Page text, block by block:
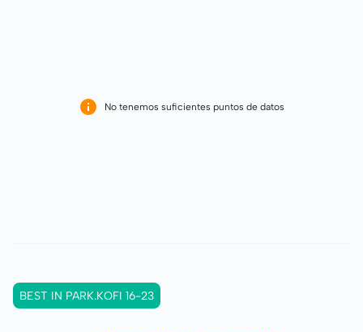
No tenemos suficientes puntos de datos
BEST IN PARK.KOFI 16-23